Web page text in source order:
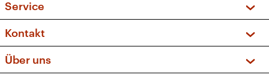
Musikliste
Kakadu – Das Kinderprogramm
Frequenzen (UKW + DAB+)
Service
FAQ
Apps
Newsletter
Kontakt
Social Media
Über uns